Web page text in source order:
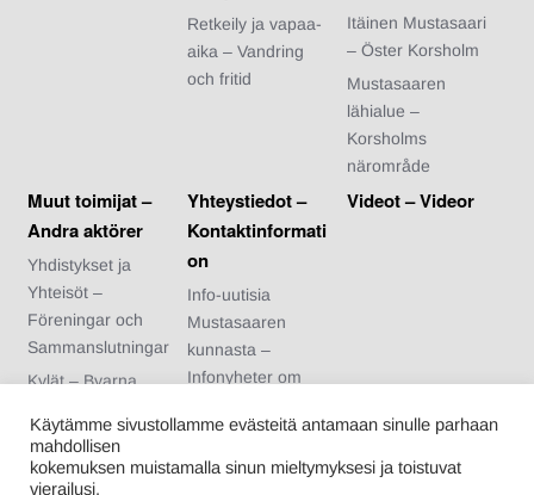
Retkeily ja vapaa-
aika – Vandring
och fritid
Itäinen Mustasaari
– Öster Korsholm
Mustasaaren
lähialue –
Korsholms
närområde
Muut toimijat –
Andra aktörer
Yhdistykset ja
Yhteisöt –
Föreningar och
Sammanslutningar
Kylät – Byarna
Urheiluseurat –
Idrottsföreningar
Nuoriso- ja
Yhteystiedot –
Kontaktinformati
on
Info-uutisia
Mustasaaren
kunnasta –
Infonyheter om
kommun
Arvonnan säännöt
Videot – Videor
Käytämme sivustollamme evästeitä antamaan sinulle parhaan
mahdollisen
kokemuksen muistamalla sinun mieltymyksesi ja toistuvat
vierailusi.